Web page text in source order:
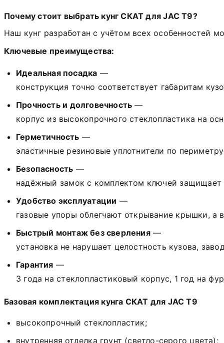
Почему стоит выбрать кунг СКАТ для JACT9?
Наш кунг разработан с учётом всех особенностей
Ключевые преимущества:
Идеальнаяпосадка —
конструкция точно соответствует габаритам
Прочностьи долговечность —
корпус извысокопрочного стеклопластика на
Герметичность —
эластичные резиновые уплотнители по периметру
Безопасность —
надёжный замок с комплектом ключей защищает
Удобство эксплуатации —
газовые упоры облегчают открывание крышки, а
Быстрый монтажбезсверления—
установка не нарушает целостность кузова,
Гарантия —
3 года на стеклопластиковый корпус, 1 год на
Базовая комплектация кунга СКАТ для JAC T9
высокопрочный стеклопластик;
внутренняя отделка грунт (светло-серого цвета);